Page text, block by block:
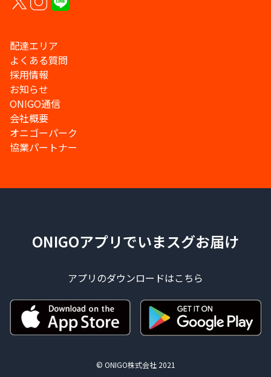
配達エリア
よくある質問
採用情報
お知らせ
ONIGO通信
会社概要
オニゴーパーク
協業パートナー
ONIGOアプリでいまスグお届け
アプリのダウンロードはこちら
© ONIGO株式会社 2021